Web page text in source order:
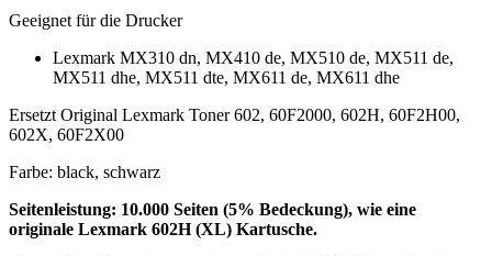
Geeignet für die Drucker
Lexmark MX310 dn, MX410 de, MX510 de, MX511 de,
MX511 dhe, MX511 dte, MX611 de, MX611 dhe
Ersetzt Original Lexmark Toner 602, 60F2000, 602H, 60F2H00,
602X, 60F2X00
Farbe: black, schwarz
Seitenleistung: 10.000 Seiten (5% Bedeckung), wie eine
originale Lexmark 602H (XL) Kartusche.